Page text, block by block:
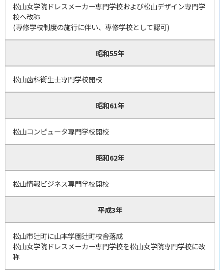
松山女学院ドレスメーカー専門学校および松山デザイン専門学
校へ改称
(専修学校制度の施行に伴い、専修学校として認可)
昭和55年
松山歯科衛生士専門学校開校
昭和61年
松山コンピュータ専門学校開校
昭和62年
松山情報ビジネス専門学校開校
平成3年
松山市辻町に山本学園辻町校舎落成
松山女学院ドレスメーカー専門学校を松山女学院専門学校に改
称